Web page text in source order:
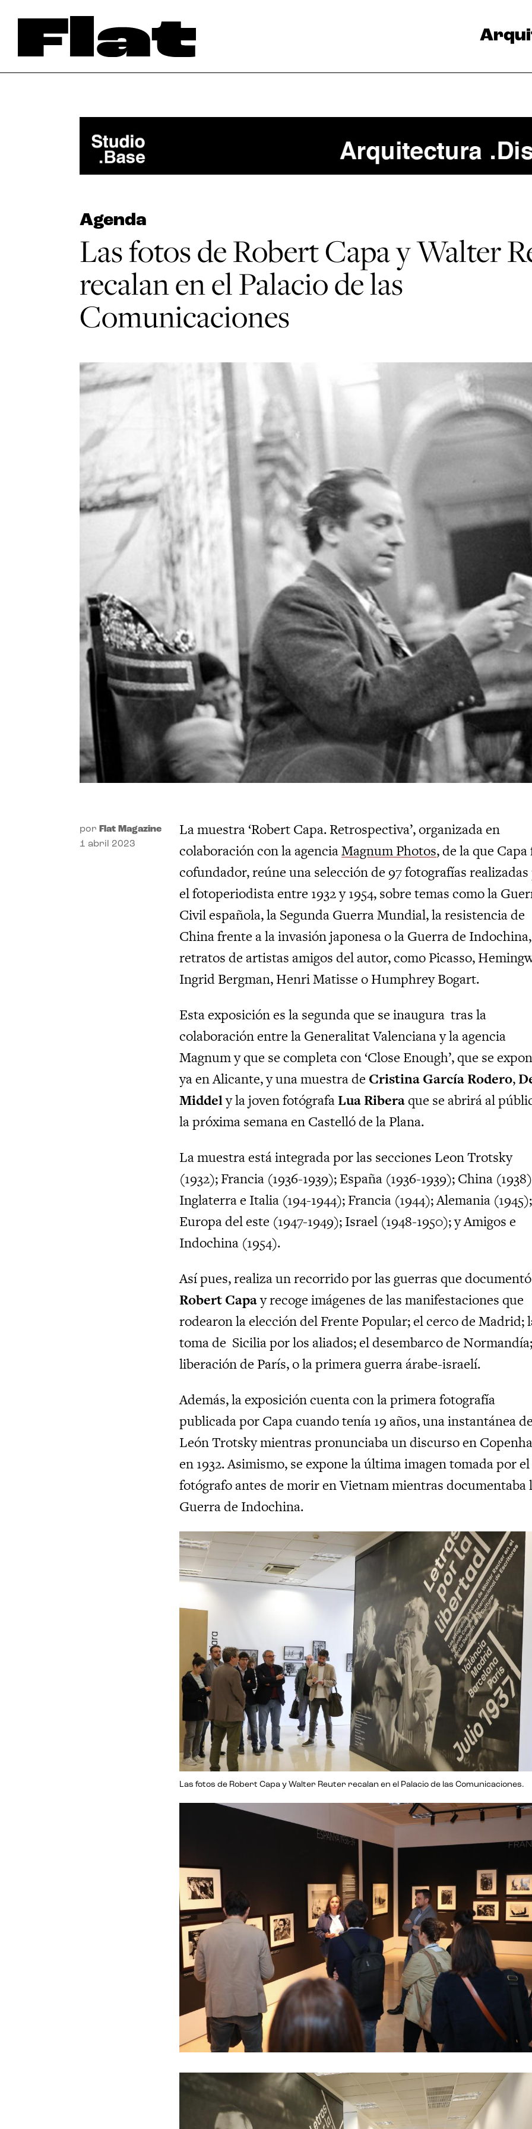
Agenda
Las fotos de Robert Capa y Walter
recalan en el Palacio de las
Comunicaciones
porFlat Magazine
1 abril 2023
La muestra ‘Robert Capa. Retrospectiva’, organizada en
colaboración con la agenciaMagnum Photos, de la que Capa
cofundador, reúne una selección de 97 fotografías
el fotoperiodista entre 1932 y 1954, sobre temas como la
Civil española, la Segunda Guerra Mundial, la resistencia de
China frente a la invasión japonesa o la Guerra de
retratos de artistas amigos del autor, como Picasso,
Ingrid Bergman, Henri Matisse o Humphrey Bogart.
Esta exposición es la segunda que se inaugura tras la
colaboración entre la Generalitat Valenciana y la agencia
Magnum y que se completa con ‘Close Enough’, que se
ya en Alicante, y una muestra de Cristina García Rodero,
Middely la joven fotógrafaLua Riberaque se abrirá al
la próxima semana en Castelló de la Plana.
La muestra está integrada por las secciones Leon Trotsky
(1932); Francia (1936-1939); España (1936-1939); China
Inglaterra e Italia (194-1944); Francia (1944); Alemania (1945);
Europa del este (1947-1949); Israel (1948-1950); y Amigos e
Indochina (1954).
Así pues, realiza un recorrido por las guerras que documentó
Robert Capay recoge imágenes de las manifestaciones que
rodearon la elección del Frente Popular; el cerco de Madrid;
toma de Sicilia por los aliados; el desembarco de
liberación de París, o la primera guerra árabe-israelí.
Además, la exposición cuenta con la primera fotografía
publicada por Capa cuando tenía 19 años, una instantánea de
León Trotsky mientras pronunciaba un discurso en
en 1932. Asimismo, se expone la última imagen tomada por el
fotógrafo antes de morir en Vietnam mientras documentaba
Guerra de Indochina.
Las fotos de Robert Capa y Walter Reuter recalan en el Palacio de las Comunicaciones.